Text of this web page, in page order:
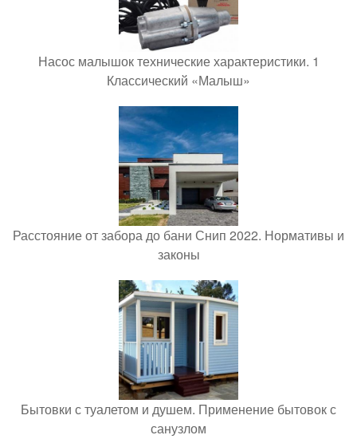
Насос малышок технические характеристики. 1
Классический «Малыш»
Расстояние от забора до бани Снип 2022. Нормативы и
законы
Бытовки с туалетом и душем. Применение бытовок с
санузлом